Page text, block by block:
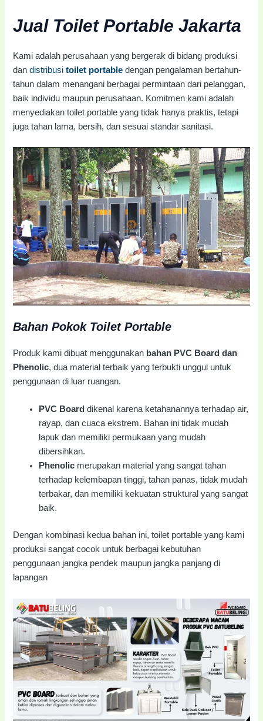
Jual Toilet Portable Jakarta
Kami adalah perusahaan yang bergerak di bidang produksi
dandistribusitoilet portable dengan pengalaman bertahun-
tahun dalam menangani berbagai permintaan dari pelanggan,
baik individu maupun perusahaan. Komitmen kami adalah
menyediakan toilet portable yang tidak hanya praktis, tetapi
juga tahan lama, bersih, dan sesuai standar sanitasi.
Bahan Pokok Toilet Portable
Produk kami dibuat menggunakan bahan PVC Board dan
Phenolic, dua material terbaik yang terbukti unggul untuk
penggunaan di luar ruangan.
PVC Board dikenal karena ketahanannya terhadap air,
rayap, dan cuaca ekstrem. Bahan ini tidak mudah
lapuk dan memiliki permukaan yang mudah
dibersihkan.
Phenolic merupakan material yang sangat tahan
terhadap kelembapan tinggi, tahan panas, tidak mudah
terbakar, dan memiliki kekuatan struktural yang sangat
baik.
Dengan kombinasi kedua bahan ini, toilet portable yang kami
produksi sangat cocok untuk berbagai kebutuhan
penggunaan jangka pendek maupun jangka panjang di
lapangan